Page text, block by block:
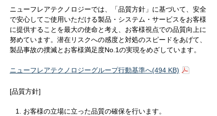
ニューフレアテクノロジーでは、「品質方針」に基づいて、安全
で安心してご使用いただける製品・システム・サービスをお客様
に提供することを最大の使命と考え、お客様視点での品質向上に
努めています。潜在リスクへの感度と対処のスピードをあげて、
製品事故の撲滅とお客様満足度No.1の実現をめざしています。
ニューフレアテクノロジーグループ行動基準へ(494 KB)
[品質方針]
お客様の立場に立った品質の確保を行います。